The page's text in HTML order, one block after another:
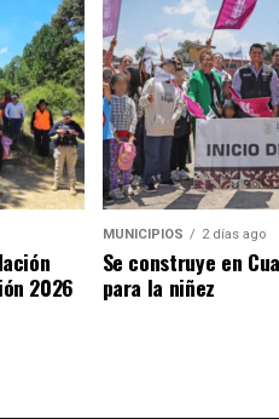
2026
MUNICIPIOS 2 días ago
Se construye en
para la niñez